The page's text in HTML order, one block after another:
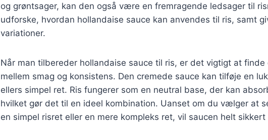
og grøntsager, kan den også være en fremragende ledsager til
udforske, hvordan hollandaise sauce kan anvendes til ris, samt
variationer.
Når man tilbereder hollandaise sauce til ris, er det vigtigt at
mellem smag og konsistens. Den cremede sauce kan tilføje en
ellers simpel ret. Ris fungerer som en neutral base, der kan
hvilket gør det til en ideel kombination. Uanset om du vælger at
en simpel risret eller en mere kompleks ret, vil saucen helt